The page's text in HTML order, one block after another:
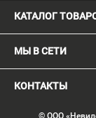
КАТАЛОГ
МЫ В СЕТИ
КОНТАКТЫ
© ООО